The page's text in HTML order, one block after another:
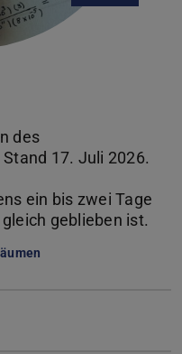
des
17. Juli 2026.
ein bis zwei Tage
geblieben ist.